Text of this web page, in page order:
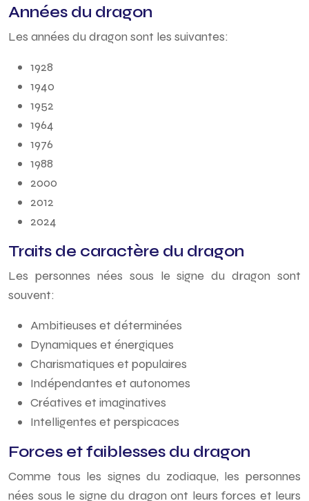
Années du dragon
Les années du dragon sont les suivantes:
1928
1940
1952
1964
1976
1988
2000
2012
2024
Traits de caractère du dragon
Les personnes nées sous le signe du dragon sont
souvent:
Ambitieuses et déterminées
Dynamiques et énergiques
Charismatiques et populaires
Indépendantes et autonomes
Créatives et imaginatives
Intelligentes et perspicaces
Forces et faiblesses du dragon
Comme tous les signes du zodiaque, les personnes
nées sous le signe du dragon ont leurs forces et leurs